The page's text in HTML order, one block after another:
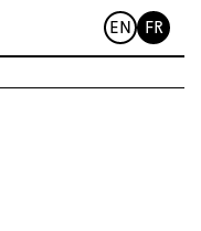
EN FR